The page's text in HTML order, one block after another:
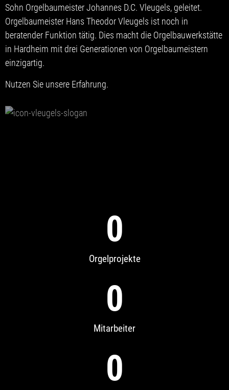
Sohn Orgelbaumeister Johannes D.C. Vleugels, geleitet.
Orgelbaumeister Hans Theodor Vleugels ist noch in
beratender Funktion tätig. Dies macht die Orgelbauwerkstätte
in Hardheim mit drei Generationen von Orgelbaumeistern
einzigartig.
Nutzen Sie unsere Erfahrung.
0
Orgelprojekte
0
Mitarbeiter
0